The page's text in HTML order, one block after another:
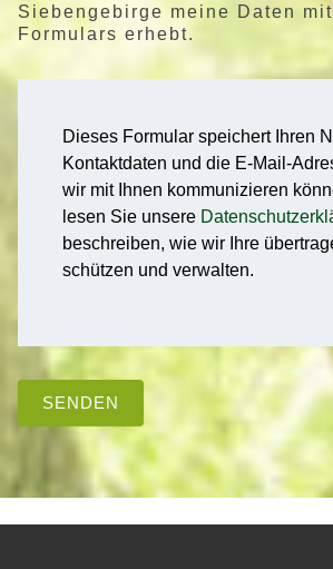
Siebengebirge meine Daten
Formulars erhebt.
Dieses Formular speichert Ihren
Kontaktdaten und die E-Mail-
wir mit Ihnen kommunizieren
lesen Sie unsere
beschreiben, wie wir Ihre
schützen und verwalten.
SENDEN